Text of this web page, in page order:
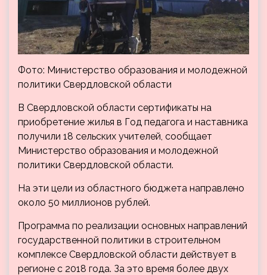
Фото: Министерство образования и молодежной
политики Свердловской области
В Свердловской области сертификаты на
приобретение жилья в Год педагога и наставника
получили 18 сельских учителей, сообщает
Министерство образования и молодежной
политики Свердловской области.
На эти цели из областного бюджета направлено
около 50 миллионов рублей.
Программа по реализации основных направлений
государственной политики в строительном
комплексе Свердловской области действует в
регионе с 2018 года. За это время более двух